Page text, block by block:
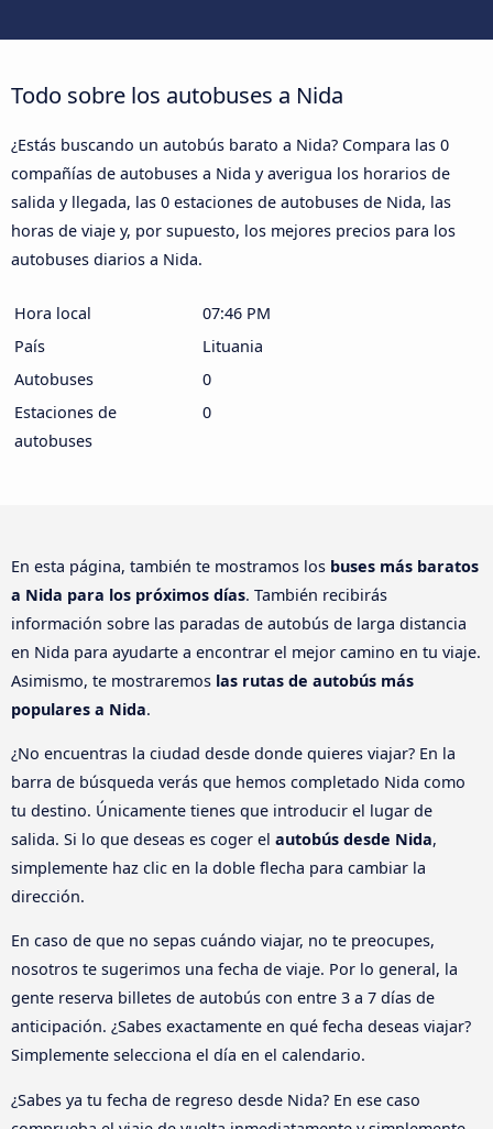
Todo sobre los autobuses a Nida
¿Estás buscando un autobús barato a Nida? Compara las 0
compañías de autobuses a Nida y averigua los horarios de
salida y llegada, las 0 estaciones de autobuses de Nida, las
horas de viaje y, por supuesto, los mejores precios para los
autobuses diarios a Nida.
Hora local
07:46 PM
País
Lituania
Autobuses
0
Estaciones de
autobuses
0
En esta página, también te mostramos los buses más baratos
a Nida para los próximos días. También recibirás
información sobre las paradas de autobús de larga distancia
en Nida para ayudarte a encontrar el mejor camino en tu viaje.
Asimismo, te mostraremos las rutas de autobús más
populares a Nida.
¿No encuentras la ciudad desde donde quieres viajar? En la
barra de búsqueda verás que hemos completado Nida como
tu destino. Únicamente tienes que introducir el lugar de
salida. Si lo que deseas es coger el autobús desde Nida,
simplemente haz clic en la doble flecha para cambiar la
dirección.
En caso de que no sepas cuándo viajar, no te preocupes,
nosotros te sugerimos una fecha de viaje. Por lo general, la
gente reserva billetes de autobús con entre 3 a 7 días de
anticipación. ¿Sabes exactamente en qué fecha deseas viajar?
Simplemente selecciona el día en el calendario.
¿Sabes ya tu fecha de regreso desde Nida? En ese caso